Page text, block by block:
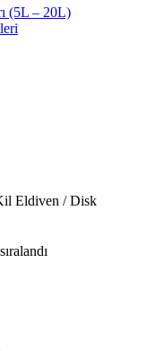
(5L – 20L)
Eldiven / Disk